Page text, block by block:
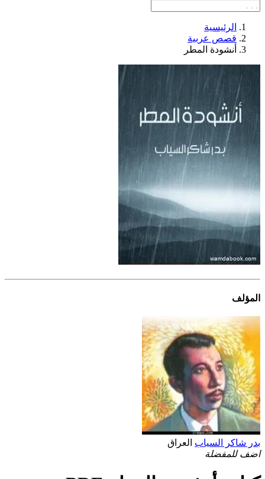
الرئيسية
قصص عربية
أنشودة المطر
المؤلف
بدر شاكر السياب العراق
اضف للمفضلة